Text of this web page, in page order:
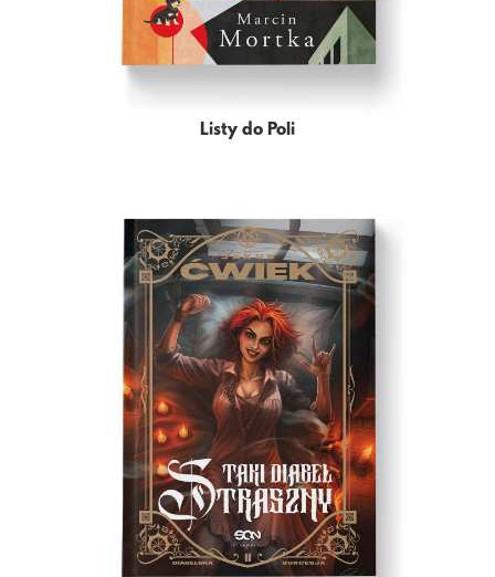
Listy do Poli